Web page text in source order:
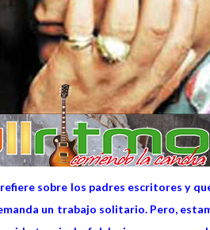
sobre los padres escritores y
un trabajo solitario. Pero,